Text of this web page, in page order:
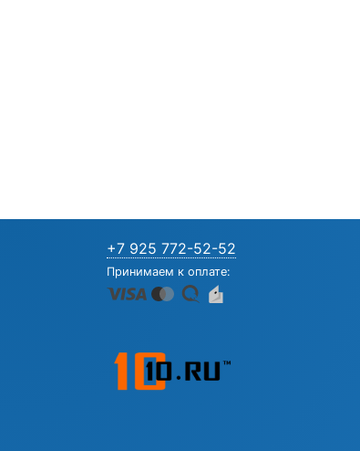
+7 925 772-52-52
Принимаем к оплате: